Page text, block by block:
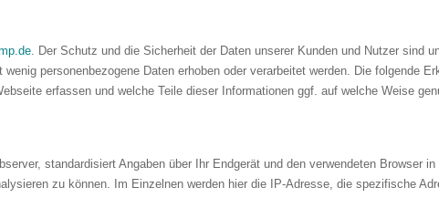
. Der Schutz und die Sicherheit der Daten unserer Kunden und Nutzer sind
personenbezogene Daten erhoben oder verarbeitet werden. Die folgende
erfassen und welche Teile dieser Informationen ggf. auf welche Weise
standardisiert Angaben über Ihr Endgerät und den verwendeten Browser
zu können. Im Einzelnen werden hier die IP-Adresse, die spezifische